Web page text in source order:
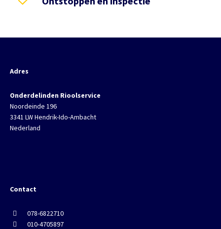
Adres
Onderdelinden Rioolservice
Noordeinde 196
3341 LW Hendrik-Ido-Ambacht
Nederland
Contact
078-6822710
010-4705897